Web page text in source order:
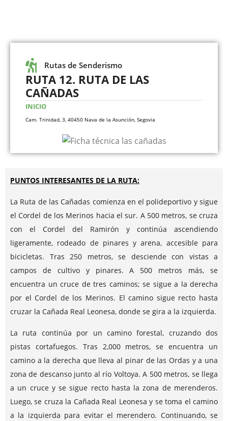
Rutas de Senderismo
RUTA 12. RUTA DE LAS
CAÑADAS
INICIO
Cam. Trinidad, 3, 40450 Nava de la Asunción, Segovia
PUNTOS INTERESANTES DE LA RUTA:
La Ruta de las Cañadas comienza en el polideportivo y sigue
el Cordel de los Merinos hacia el sur. A 500 metros, se cruza
con el Cordel del Ramirón y continúa ascendiendo
ligeramente, rodeado de pinares y arena, accesible para
bicicletas. Tras 250 metros, se desciende con vistas a
campos de cultivo y pinares. A 500 metros más, se
encuentra un cruce de tres caminos; se sigue a la derecha
por el Cordel de los Merinos. El camino sigue recto hasta
cruzar la Cañada Real Leonesa, donde se gira a la izquierda.
La ruta continúa por un camino forestal, cruzando dos
pistas cortafuegos. Tras 2,000 metros, se encuentra un
camino a la derecha que lleva al pinar de las Ordas y a una
zona de descanso junto al río Voltoya. A 500 metros, se llega
a un cruce y se sigue recto hasta la zona de merenderos.
Luego, se cruza la Cañada Real Leonesa y se toma el camino
a la izquierda para evitar el merendero. Continuando, se